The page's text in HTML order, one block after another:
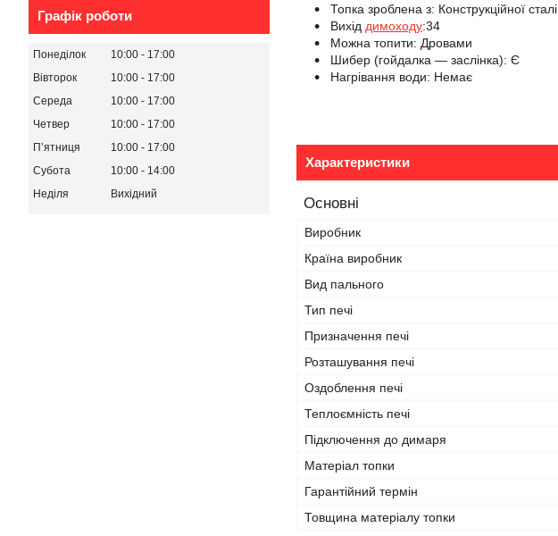
Топка зроблена з: Конструкційної сталі
Вихід димоходу:34
Можна топити: Дровами
Шибер (гойдалка — заслінка): Є
Нагрівання води: Немає
Характеристики
Основні
Виробник
Країна виробник
Вид пального
Тип печі
Призначення печі
Розташування печі
Оздоблення печі
Теплоємність печі
Підключення до димаря
Матеріал топки
Гарантійний термін
Товщина матеріалу топки
Графік роботи
Понеділок 10:00
17:00
Вівторок
10:00
17:00
Середа
10:00
17:00
Четвер
10:00
17:00
Пʼятниця
10:00
17:00
Субота
10:00
14:00
Неділя
Вихідний